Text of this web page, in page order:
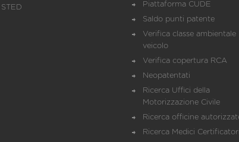
STED
Piattaforma CUDE
Saldo punti patente
Verifica classe ambientale
veicolo
Verifica copertura RCA
Neopatentati
Ricerca Uffici della
Motorizzazione Civile
Ricerca officine
Ricerca Medici Certificatori